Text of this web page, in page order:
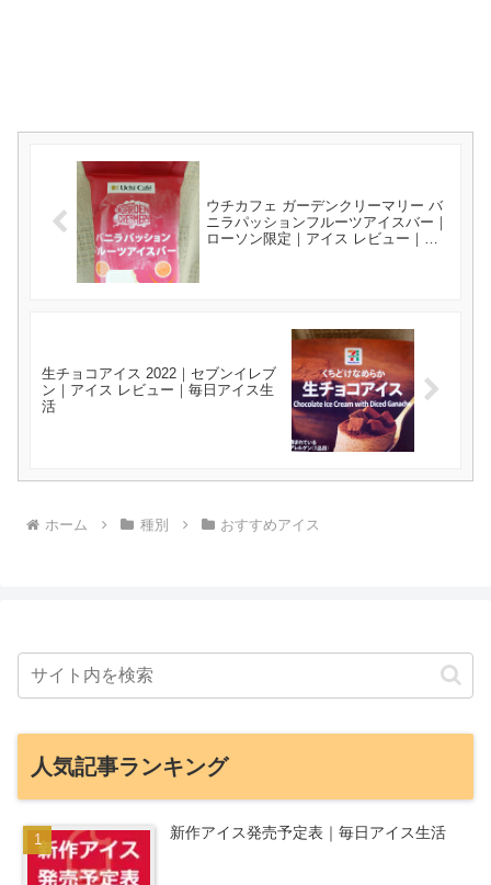
ウチカフェ ガーデンクリーマリー バ
ニラパッションフルーツアイスバー｜
ローソン限定｜アイス レビュー｜毎
生チョコアイス 2022｜セブンイレブ
ン｜アイス レビュー｜毎日アイス生
活
ホーム 種別 おすすめアイス
人気記事ランキング
新作アイス発売予定表｜毎日アイス生活